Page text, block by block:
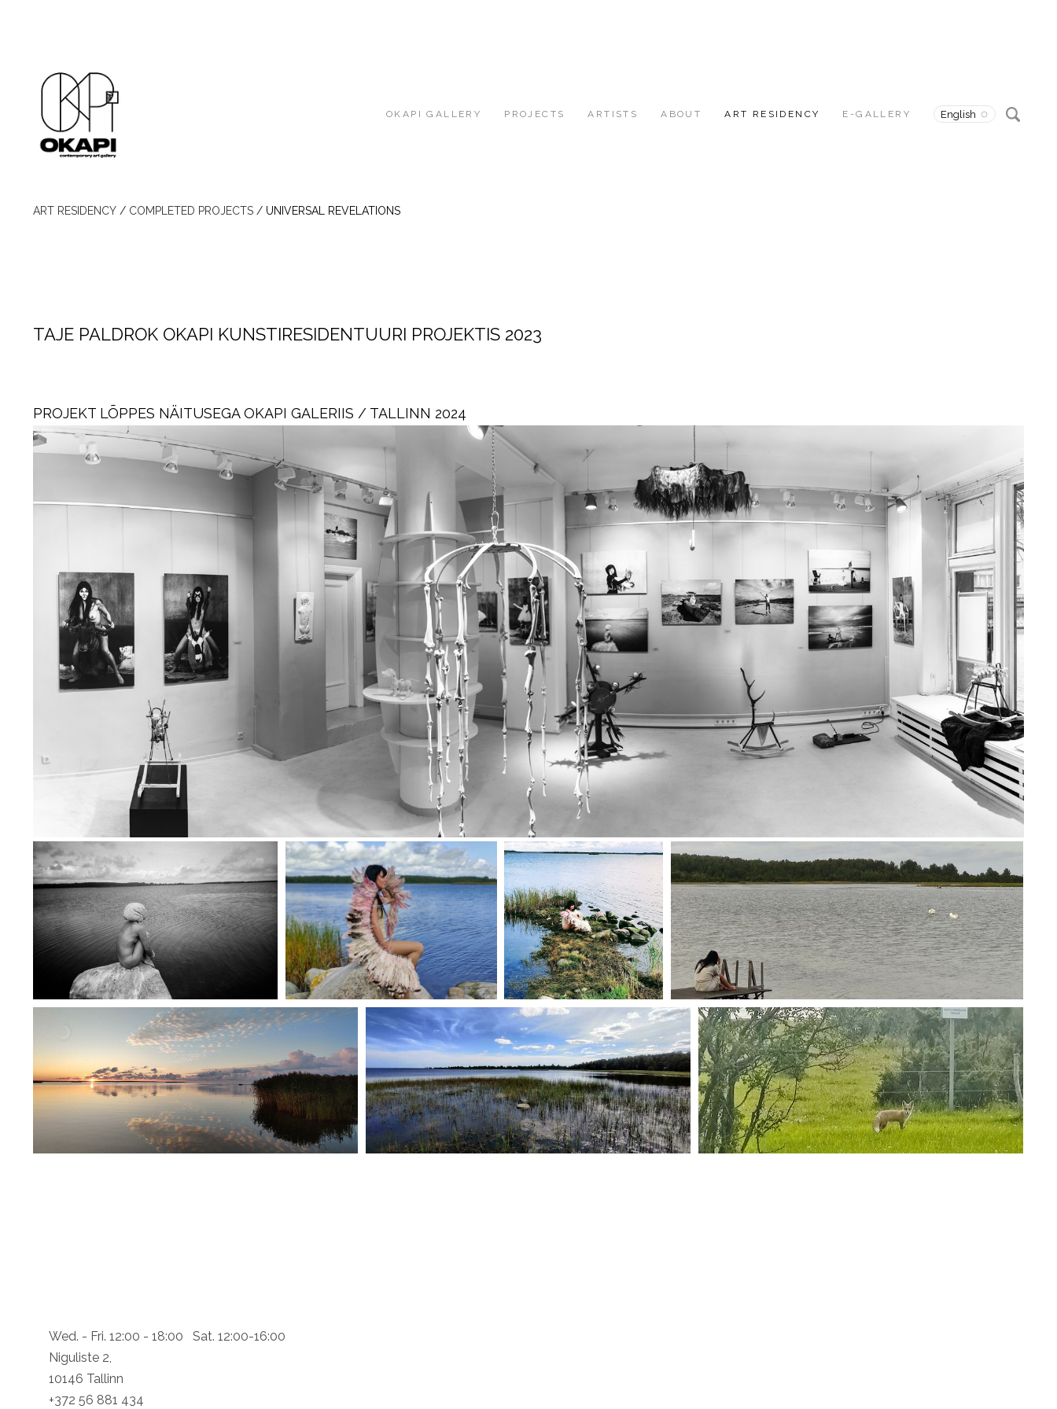
OKAPI GALLERY PROJECTS ARTISTS ABOUT ART RESIDENCY E-GALLERY English
ART RESIDENCY / COMPLETED PROJECTS / UNIVERSAL REVELATIONS
TAJE PALDROK OKAPI KUNSTIRESIDENTUURI PROJEKTIS 2023
PROJEKT LÕPPES NÄITUSEGA OKAPI GALERIIS / TALLINN 2024
Wed. - Fri. 12:00 - 18:00 Sat. 12:00-16:00
Niguliste 2,
10146 Tallinn
+372 56 881 434